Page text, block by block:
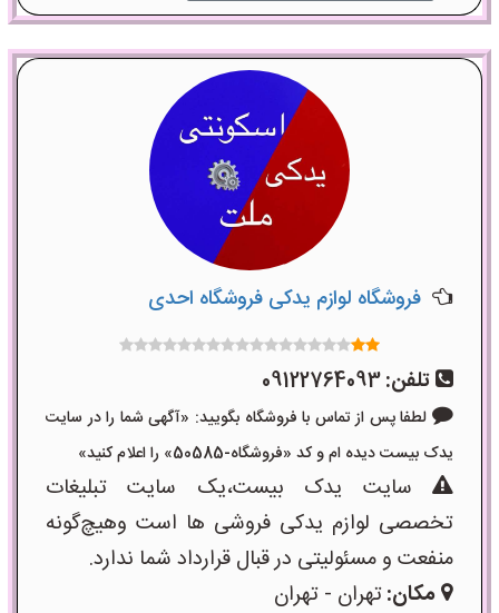
فروشگاه لوازم یدکی فروشگاه احدی
تلفن:09122764093
لطفا پس از تماس با فروشگاه بگویید: «آگهی شما را در سایت
یدک بیست دیده ام و کد «فروشگاه-50585» را اعلام کنید»
سایت یدک بیست،یک سایت تبلیغات
تخصصی لوازم یدکی فروشی ها است وهیچ‌گونه
منفعت و مسئولیتی در قبال قرارداد شما ندارد.
مکان:تهران - تهران